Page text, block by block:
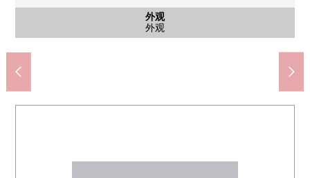
外观
外观
客厅
※图片，CG合成家具、供给品等的配置例对室内照片了。价格没
包括家具，变成用现状的递交。
客厅
客厅
客厅
客厅
客厅
客厅
厨房
厨房
厨房
厨房
洗脸
洗脸
洗脸
洗脸
公共汽车
公共汽车
厕所
厕所
厕所
厕所
西式房间
约6.0张塌塌米西式房间
西式房间
约6.0张塌塌米西式房间
室内
1楼储藏室
室内
1楼储藏室
收纳
收纳
室内
室内
门口
门口
风景
风景
阳台
阳台
阳台
阳台
停车场
停车场
含有前面道路的外观
前面道路
含有前面道路的外观
前面道路
外观
外观
风景
风景
外观
外观
外观
外观
含有前面道路的外观
前面道路
含有前面道路的外观
前面道路
外观
外观
外观
外观
外观
外观
Amica赤羽西口店(约820m)
伊藤洋华堂赤羽商店(约880m)
食物方法赤羽apire店(约970m)